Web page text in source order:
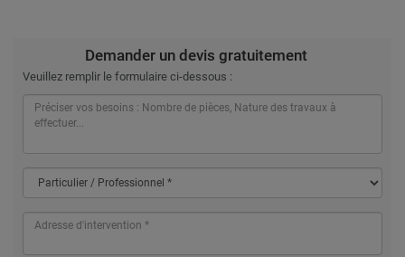
Demander un devis gratuitement
Veuillez remplir le formulaire ci-dessous :